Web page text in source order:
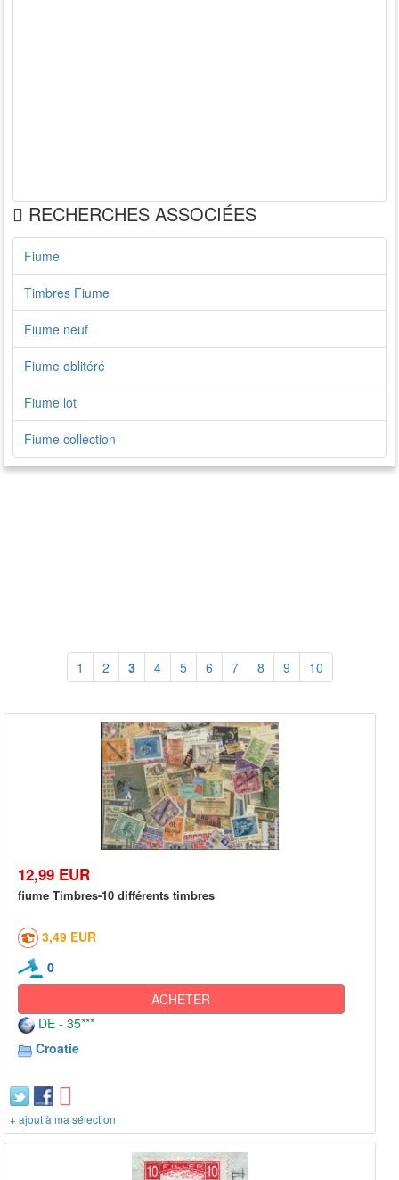
RECHERCHES ASSOCIÉES
Fiume
Timbres Fiume
Fiume neuf
Fiume oblitéré
Fiume lot
Fiume collection
1 2 3 4 5 6 7 8 9 10
12,99 EUR
fiume Timbres-10 différents timbres
3,49 EUR
0
ACHETER
DE - 35***
Croatie
+ ajout à ma sélection